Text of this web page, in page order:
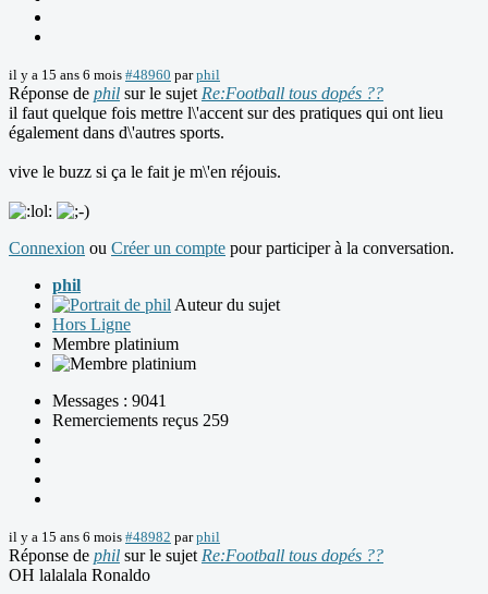
il y a 15 ans 6 mois #48960 parphil
Réponse de phil sur le sujet Re:Football tous dopés ??
il faut quelque fois mettre l\'accent sur des pratiques qui ont lieu
également dans d\'autres sports.
vive le buzz si ça le fait je m\'en réjouis.
Connexion ou Créer un compte pour participer à la conversation.
phil
Auteur du sujet
Hors Ligne
Membre platinium
Messages : 9041
Remerciements reçus 259
il y a 15 ans 6 mois #48982 parphil
Réponse de phil sur le sujet Re:Football tous dopés ??
OH lalalala Ronaldo